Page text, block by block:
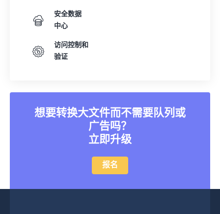
安全数据
中心
访问控制和
验证
想要转换大文件而不需要队列或
广告吗？
立即升级
报名